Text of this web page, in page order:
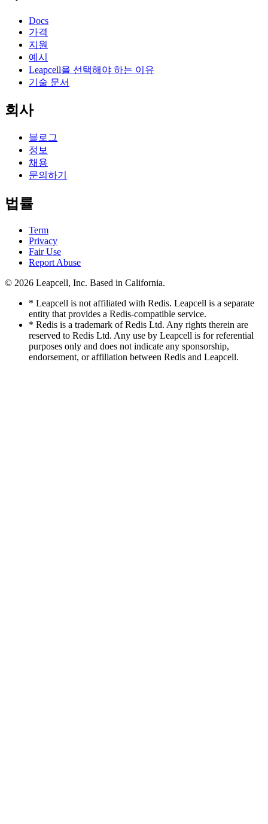
Docs
가격
지원
예시
Leapcell을 선택해야 하는 이유
기술 문서
회사
블로그
정보
채용
문의하기
법률
Term
Privacy
Fair Use
Report Abuse
© 2026 Leapcell, Inc. Based in California.
* Leapcell is not affiliated with Redis. Leapcell is a separate
entity that provides a Redis-compatible service.
* Redis is a trademark of Redis Ltd. Any rights therein are
reserved to Redis Ltd. Any use by Leapcell is for referential
purposes only and does not indicate any sponsorship,
endorsement, or affiliation between Redis and Leapcell.